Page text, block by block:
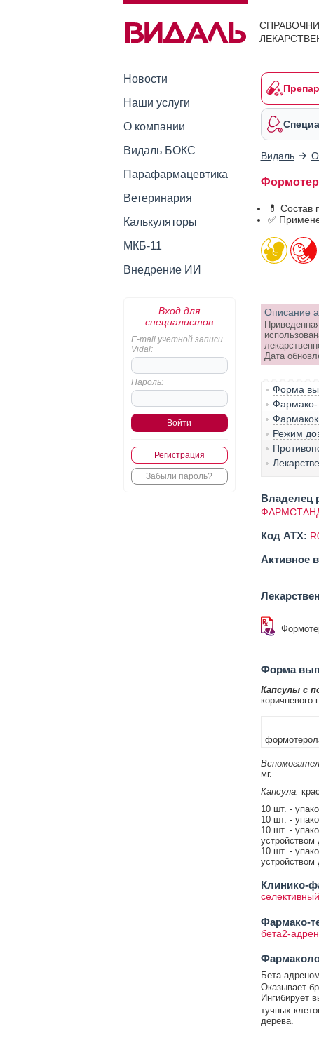
Новости
Наши услуги
О компании
Видаль БОКС
Парафармацевтика
Ветеринария
Калькуляторы
МКБ-11
Внедрение ИИ
Вход для
специалистов
E-mail учетной записи
Vidal:
Пароль:
Регистрация
Забыли пароль?
Видаль
💊 Состав
✅
Описание
Дата
Форма
Фармако-
Режим
Владелец
Код ATX:
Активное
Форма
Капсулы с
коричневого
мг.
Капсула:
10 шт. -
10 шт. -
10 шт. -
устройством
10 шт. -
устройством
Клинико-
Фармако-
бета2-
Бета-
Оказывает
Ингибирует
тучных
дерева.